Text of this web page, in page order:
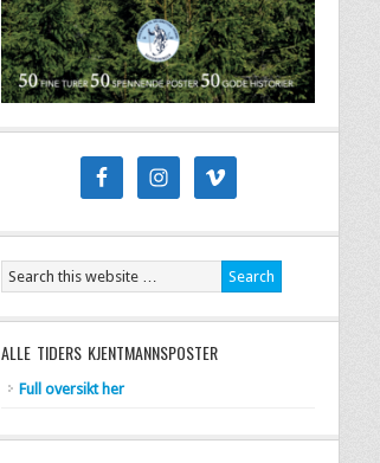
ALLE TIDERS KJENTMANNSPOSTER
Full oversikt her